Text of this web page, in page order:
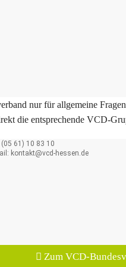
nur für allgemeine
die entsprechende VCD-
(05 61) 10 83 10
kontakt@vcd-hessen.de
Zum VCD-